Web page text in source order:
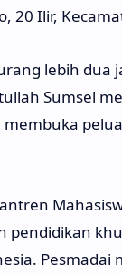
20 Ilir,
lebih dua
Sumsel